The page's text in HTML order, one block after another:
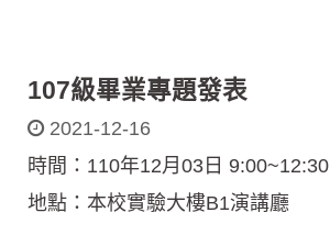
107級畢業專題發表
2021-12-16
時間：110年12月03日 9:00~12:30
地點：本校實驗大樓B1演講廳